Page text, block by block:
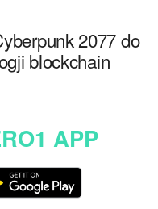
2077 do
blockchain
APP